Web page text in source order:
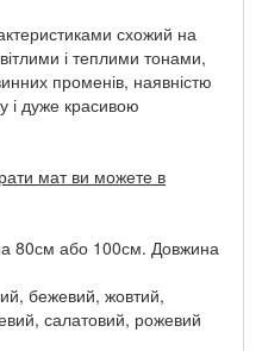
схожий на
і теплими тонами,
променів, наявністю
і дуже красивою
мат ви можете в
80см або 100см. Довжина
бежевий, жовтий,
салатовий, рожевий